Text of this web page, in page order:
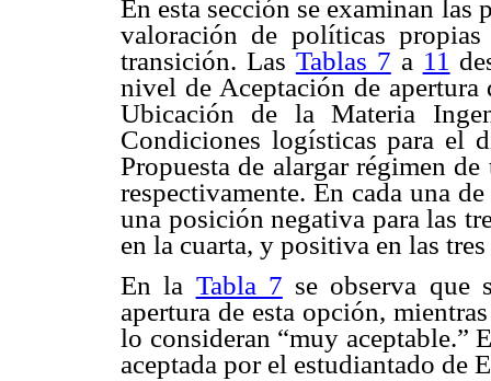
En esta sección se examinan las
valoración de políticas
transición. Las Tablas 7 a 11
nivel de Aceptación de apertura
Ubicación de la Materia
Condiciones logísticas para el
Propuesta de alargar régimen
respectivamente. En cada una
una posición negativa para las
en la cuarta, y positiva en las
En la Tabla 7 se observa que
apertura de esta opción,
lo consideran “muy aceptable.”
aceptada por el estudiantado de